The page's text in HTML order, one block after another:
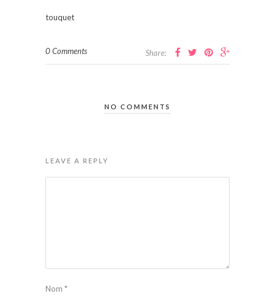
touquet
0 Comments Share:
NO COMMENTS
LEAVE A REPLY
Nom *